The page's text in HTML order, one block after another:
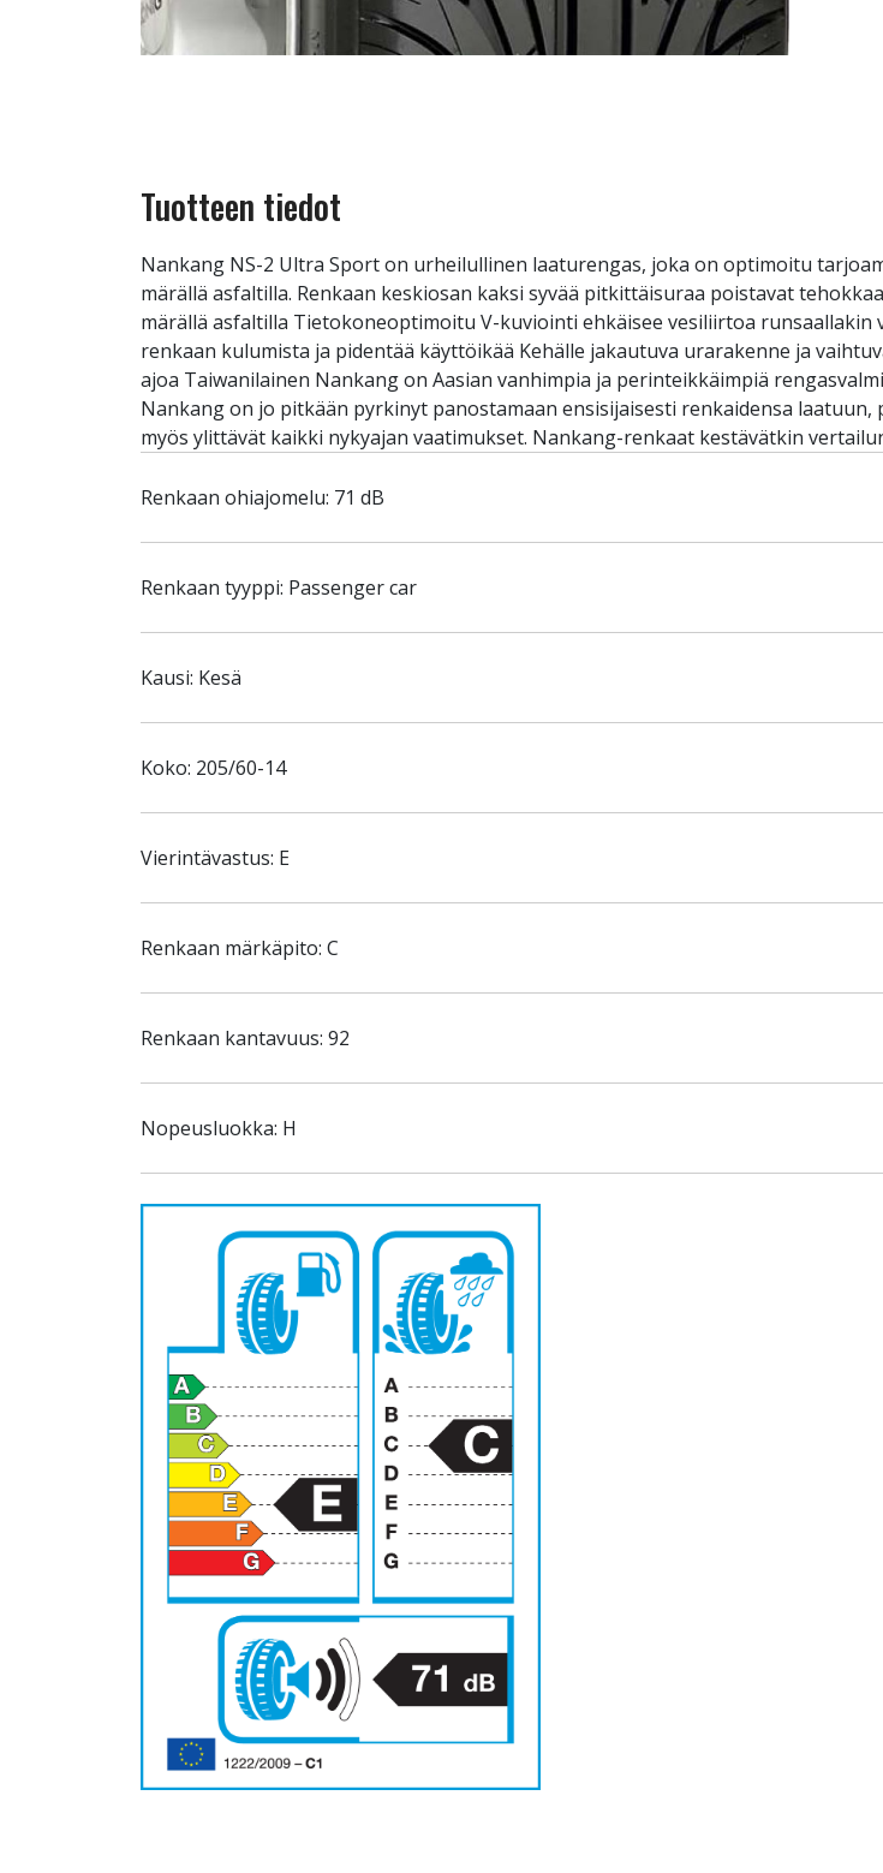
Tuotteen tiedot
Nankang NS-2 Ultra Sport on urheilullinen laaturengas, joka on optimoitu
märällä asfaltilla. Renkaan keskiosan kaksi syvää pitkittäisuraa poistavat
märällä asfaltilla Tietokoneoptimoitu V-kuviointi ehkäisee vesiliirtoa
renkaan kulumista ja pidentää käyttöikää Kehälle jakautuva urarakenne ja
ajoa Taiwanilainen Nankang on Aasian vanhimpia ja perinteikkäimpiä
Nankang on jo pitkään pyrkinyt panostamaan ensisijaisesti renkaidensa
myös ylittävät kaikki nykyajan vaatimukset. Nankang-renkaat kestävätkin
Renkaan ohiajomelu: 71 dB
Renkaan tyyppi: Passenger car
Kausi: Kesä
Koko: 205/60-14
Vierintävastus: E
Renkaan märkäpito: C
Renkaan kantavuus: 92
Nopeusluokka: H